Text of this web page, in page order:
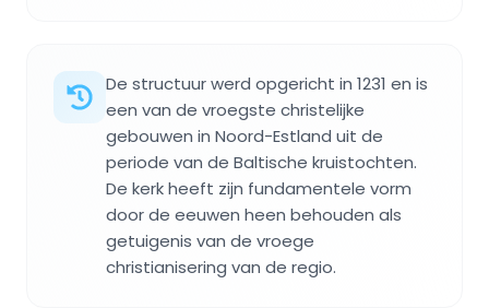
De structuur werd opgericht in 1231 en is
een van de vroegste christelijke
gebouwen in Noord-Estland uit de
periode van de Baltische kruistochten.
De kerk heeft zijn fundamentele vorm
door de eeuwen heen behouden als
getuigenis van de vroege
christianisering van de regio.